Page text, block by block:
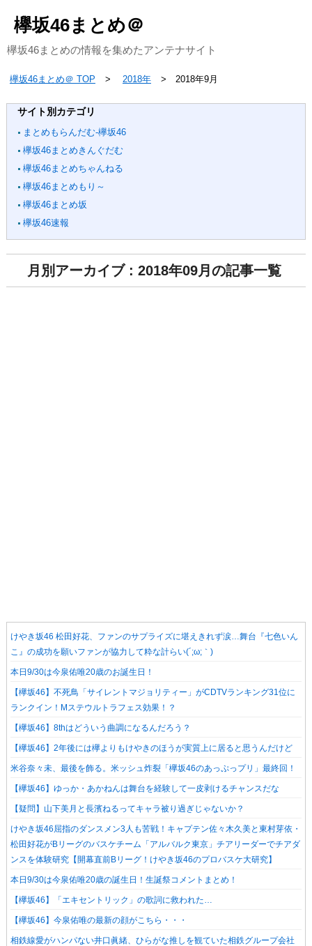
欅坂46まとめ＠
欅坂46まとめの情報を集めたアンテナサイト
欅坂46まとめ＠ TOP 2018年 2018年9月
サイト別カテゴリ
まとめもらんだむ-欅坂46
欅坂46まとめきんぐだむ
欅坂46まとめちゃんねる
欅坂46まとめもり～
欅坂46まとめ坂
欅坂46速報
月別アーカイブ : 2018年09月の記事一覧
けやき坂46 松田好花、ファンのサプライズに堪えきれず涙…舞台『七色いん
こ』の成功を願いファンが協力して粋な計らい(´;ω;｀)
本日9/30は今泉佑唯20歳のお誕生日！
【欅坂46】不死鳥「サイレントマジョリティー」がCDTVランキング31位に
ランクイン！Mステウルトラフェス効果！？
【欅坂46】8thはどういう曲調になるんだろう？
【欅坂46】2年後には欅よりもけやきのほうが実質上に居ると思うんだけど
米谷奈々未、最後を飾る。米ッシュ炸裂「欅坂46のあっぷっプリ」最終回！
【欅坂46】ゆっか・あかねんは舞台を経験して一皮剥けるチャンスだな
【疑問】山下美月と長濱ねるってキャラ被り過ぎじゃないか？
けやき坂46屈指のダンスメン3人も苦戦！キャプテン佐々木久美と東村芽依・
松田好花がBリーグのバスケチーム「アルバルク東京」チアリーダーでチアダ
ンスを体験研究【開幕直前Bリーグ！けやき坂46のプロバスケ大研究】
本日9/30は今泉佑唯20歳の誕生日！生誕祭コメントまとめ！
【欅坂46】「エキセントリック」の歌詞に救われた…
【欅坂46】今泉佑唯の最新の顔がこちら・・・
相鉄線愛がハンパない井口眞緒、ひらがな推しを観ていた相鉄グループ会社